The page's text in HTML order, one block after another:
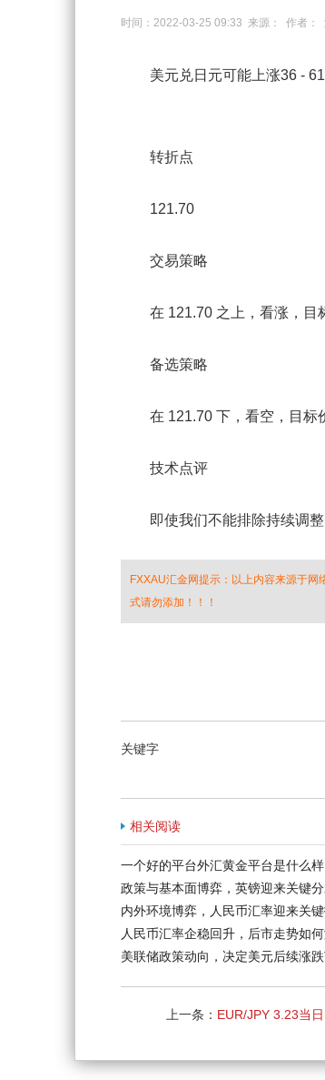
时间：2022-03-25 09:33 来源： 作者：
美元兑日元可能上涨36 -
转折点
121.70
交易策略
在 121.70 之上，看涨，目标
备选策略
在 121.70 下，看空，目标价
技术点评
即使我们不能排除持续调整
FXXAU汇金网提示：以上内容来源于
式请勿添加！！！
关键字
相关阅读
一个好的平台外汇黄金平台是什么样
政策与基本面博弈，英镑迎来关键
内外环境博弈，人民币汇率迎来关
人民币汇率企稳回升，后市走势如
美联储政策动向，决定美元后续涨
上一条： EUR/JPY 3.23当
支撑位